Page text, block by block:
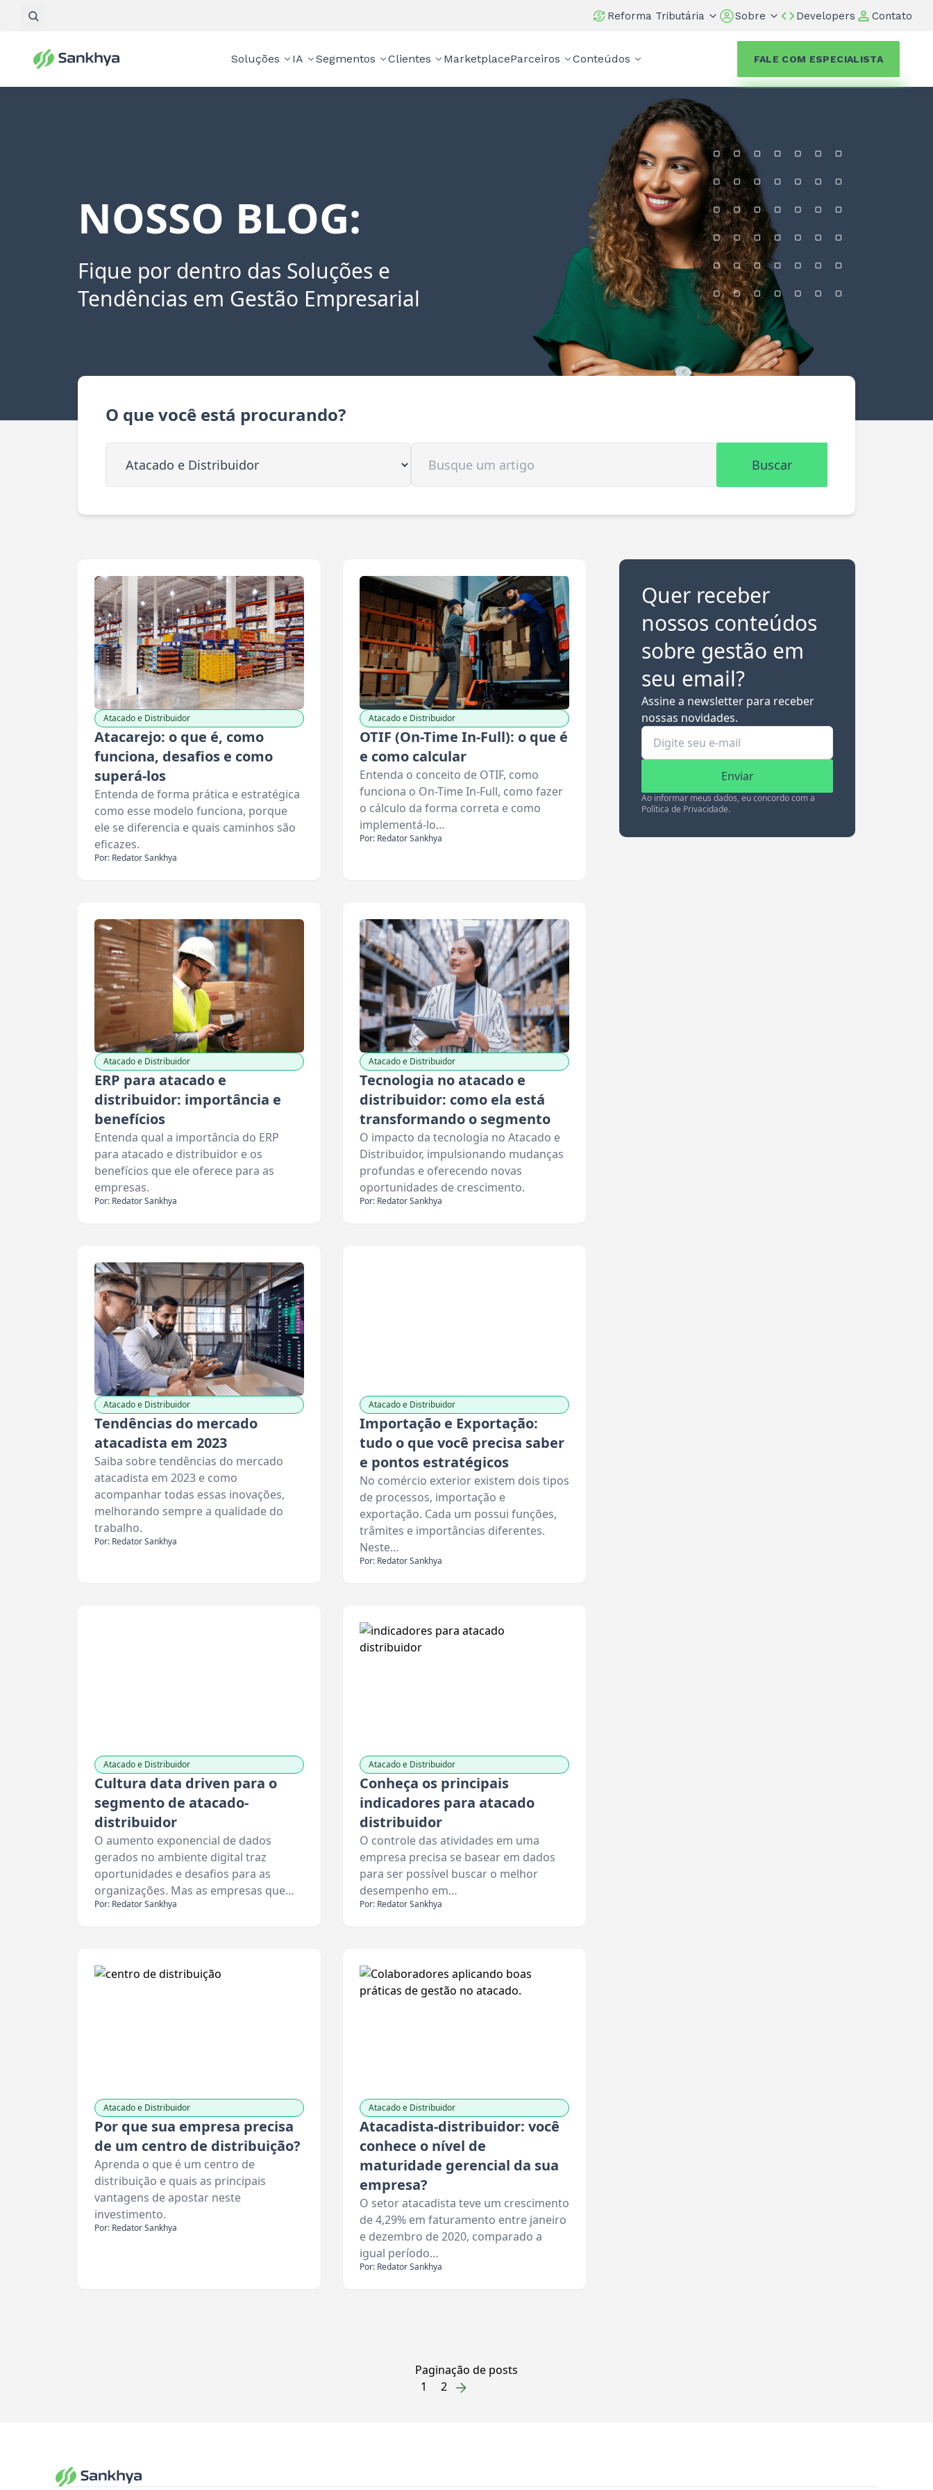
Reforma Tributária Sobre Developers Contato
Soluções IA Segmentos Clientes MarketplaceParceiros Conteúdos FALE COM ESPECIALISTA
NOSSO BLOG:
Fique por dentro das Soluções e
Tendências em Gestão Empresarial
O que você está procurando?
Buscar
Atacado e Distribuidor
Atacarejo: o que é, como
funciona, desafios e como
superá-los
Entenda de forma prática e estratégica
como esse modelo funciona, porque
ele se diferencia e quais caminhos são
eficazes.
Por: Redator Sankhya
Atacado e Distribuidor
OTIF (On-Time In-Full): o que é
e como calcular
Entenda o conceito de OTIF, como
funciona o On-Time In-Full, como fazer
o cálculo da forma correta e como
implementá-lo…
Por: Redator Sankhya
Atacado e Distribuidor
ERP para atacado e
distribuidor: importância e
benefícios
Entenda qual a importância do ERP
para atacado e distribuidor e os
benefícios que ele oferece para as
empresas.
Por: Redator Sankhya
Atacado e Distribuidor
Tecnologia no atacado e
distribuidor: como ela está
transformando o segmento
O impacto da tecnologia no Atacado e
Distribuidor, impulsionando mudanças
profundas e oferecendo novas
oportunidades de crescimento.
Por: Redator Sankhya
Atacado e Distribuidor
Tendências do mercado
atacadista em 2023
Saiba sobre tendências do mercado
atacadista em 2023 e como
acompanhar todas essas inovações,
melhorando sempre a qualidade do
trabalho.
Por: Redator Sankhya
Atacado e Distribuidor
Importação e Exportação:
tudo o que você precisa saber
e pontos estratégicos
No comércio exterior existem dois tipos
de processos, importação e
exportação. Cada um possui funções,
trâmites e importâncias diferentes.
Neste…
Por: Redator Sankhya
Atacado e Distribuidor
Cultura data driven para o
segmento de atacado-
distribuidor
O aumento exponencial de dados
gerados no ambiente digital traz
oportunidades e desafios para as
organizações. Mas as empresas que…
Por: Redator Sankhya
Atacado e Distribuidor
Conheça os principais
indicadores para atacado
distribuidor
O controle das atividades em uma
empresa precisa se basear em dados
para ser possível buscar o melhor
desempenho em…
Por: Redator Sankhya
Atacado e Distribuidor
Por que sua empresa precisa
de um centro de distribuição?
Aprenda o que é um centro de
distribuição e quais as principais
vantagens de apostar neste
investimento.
Por: Redator Sankhya
Atacado e Distribuidor
Atacadista-distribuidor: você
conhece o nível de
maturidade gerencial da sua
empresa?
O setor atacadista teve um crescimento
de 4,29% em faturamento entre janeiro
e dezembro de 2020, comparado a
igual período…
Por: Redator Sankhya
Quer receber
nossos conteúdos
sobre gestão em
seu email?
Assine a newsletter para receber
nossas novidades.
Enviar
Ao informar meus dados, eu concordo com a
Política de Privacidade.
Paginação de posts
1
2